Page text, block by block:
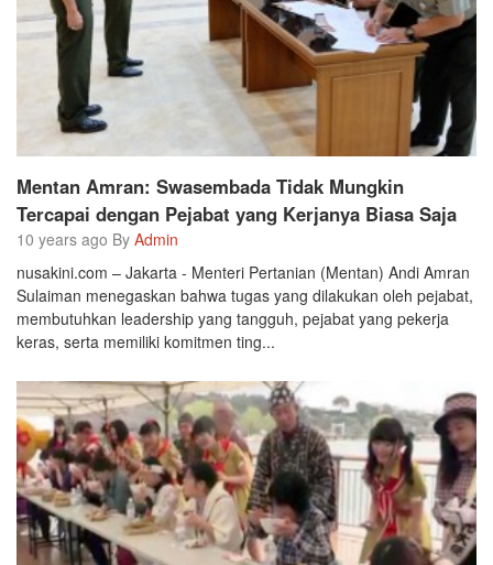
Mentan Amran: Swasembada Tidak Mungkin
Tercapai dengan Pejabat yang Kerjanya Biasa Saja
10 years ago By Admin
nusakini.com – Jakarta - Menteri Pertanian (Mentan) Andi Amran
Sulaiman menegaskan bahwa tugas yang dilakukan oleh pejabat,
membutuhkan leadership yang tangguh, pejabat yang pekerja
keras, serta memiliki komitmen ting...